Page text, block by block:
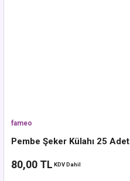
fameo
Pembe Şeker Külahı 25 Adet
80,00 TL KDV Dahil